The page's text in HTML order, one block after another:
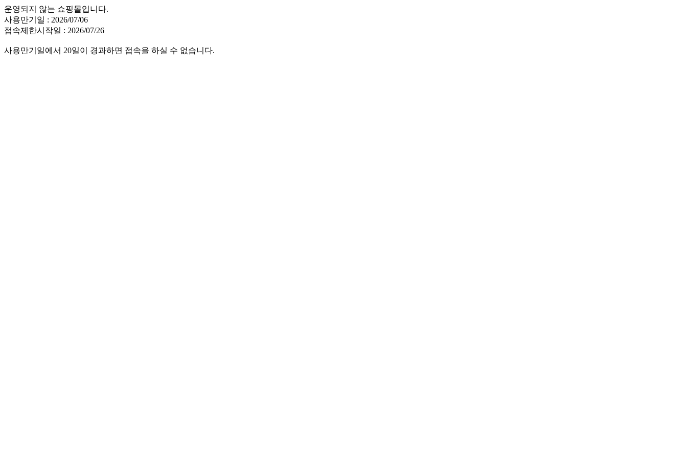
운영되지 않는 쇼핑몰입니다.
사용만기일 : 2026/07/06
접속제한시작일 : 2026/07/26
사용만기일에서 20일이 경과하면 접속을 하실 수 없습니다.